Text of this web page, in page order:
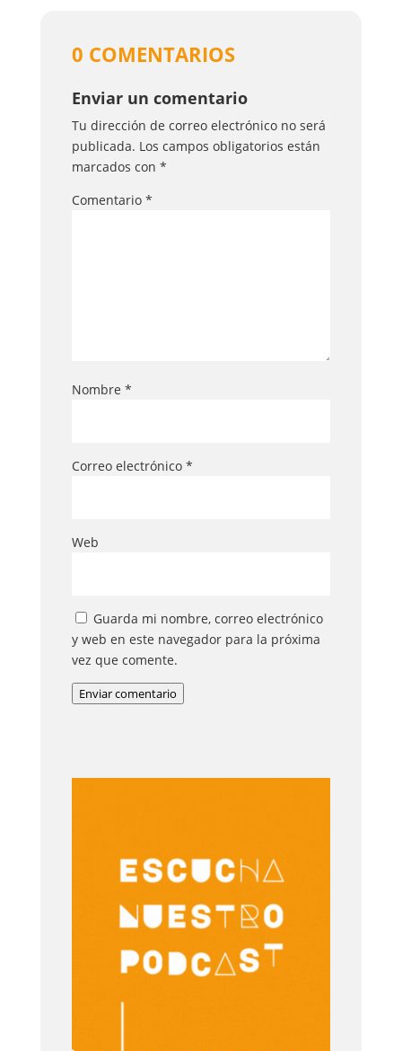
0 COMENTARIOS
Enviar un comentario
Tu dirección de correo electrónico no será
publicada. Los campos obligatorios están
marcados con *
Comentario *
Nombre *
Correo electrónico *
Web
Guarda mi nombre, correo electrónico
y web en este navegador para la próxima
vez que comente.
Enviar comentario